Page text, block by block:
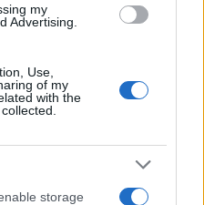
my
Advertising.
Use,
of my
with the
storage